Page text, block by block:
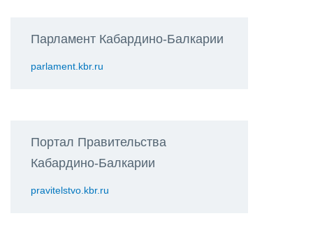
Парламент Кабардино-Балкарии
parlament.kbr.ru
Портал Правительства
Кабардино-Балкарии
pravitelstvo.kbr.ru